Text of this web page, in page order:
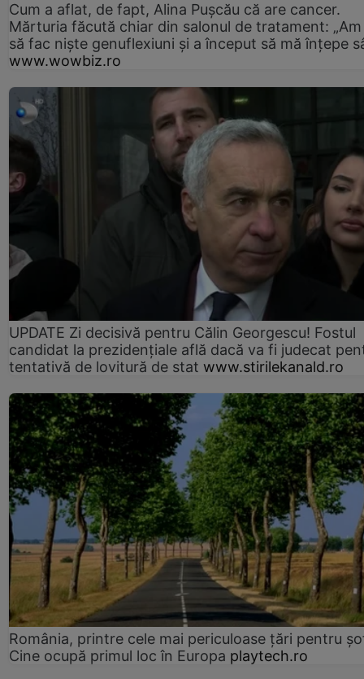
Cum a aflat, de fapt, Alina Pușcău că are cancer.
Mărturia făcută chiar din salonul de tratament:
să fac niște genuflexiuni și a început să mă înțepe
www.wowbiz.ro
UPDATE Zi decisivă pentru Călin Georgescu! Fostul
candidat la prezidențiale află dacă va fi judecat
tentativă de lovitură de stat www.stirilekanald.ro
România, printre cele mai periculoase țări pentru
Cine ocupă primul loc în Europa playtech.ro